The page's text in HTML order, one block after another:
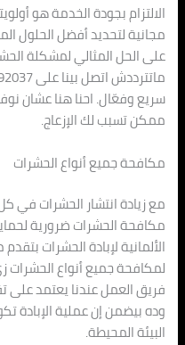
الالتزام بجودة الخدمة هو
مجانية لتحديد أفضل الحلول
على الحل المثالي لمشكلة
سريع وفعّال. احنا هنا عشان
ممكن تسبب لك الإزعاج.
مكافحة جميع أنواع الحشرات
مع زيادة انتشار الحشرات في
مكافحة الحشرات ضرورية
الألمانية لإبادة الحشرات
لمكافحة جميع أنواع الحشرات زي
فريق العمل عندنا يعتمد على
وده بيضمن إن عملية الإبادة
البيئة المحيطة.